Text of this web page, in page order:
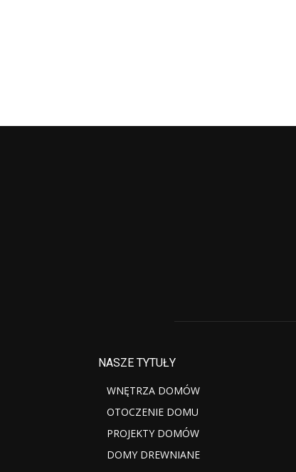
NASZE TYTUŁY
WNĘTRZA DOMÓW
OTOCZENIE DOMU
PROJEKTY DOMÓW
DOMY DREWNIANE